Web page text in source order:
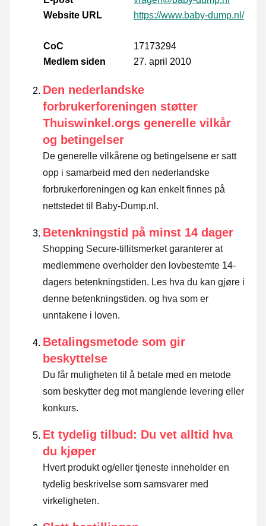
Website URL
https://www.baby-dump.nl/
CoC
17173294
Medlem siden
27. april 2010
Den nederlandske
forbrukerforeningen støtter
Thuiswinkel.orgs generelle vilkår
og betingelser
De generelle vilkårene og betingelsene er satt
opp i samarbeid med den nederlandske
forbrukerforeningen og kan enkelt finnes på
nettstedet til Baby-Dump.nl.
Betenkningstid på minst 14 dager
Shopping Secure-tillitsmerket garanterer at
medlemmene overholder den lovbestemte 14-
dagers betenkningstiden. Les hva du kan gjøre i
denne betenkningstiden. og hva som er
unntakene i loven.
Betalingsmetode som gir
beskyttelse
Du får muligheten til å betale med en metode
som beskytter deg mot manglende levering eller
konkurs.
Et tydelig tilbud: Du vet alltid hva
du kjøper
Hvert produkt og/eller tjeneste inneholder en
tydelig beskrivelse som samsvarer med
virkeligheten.